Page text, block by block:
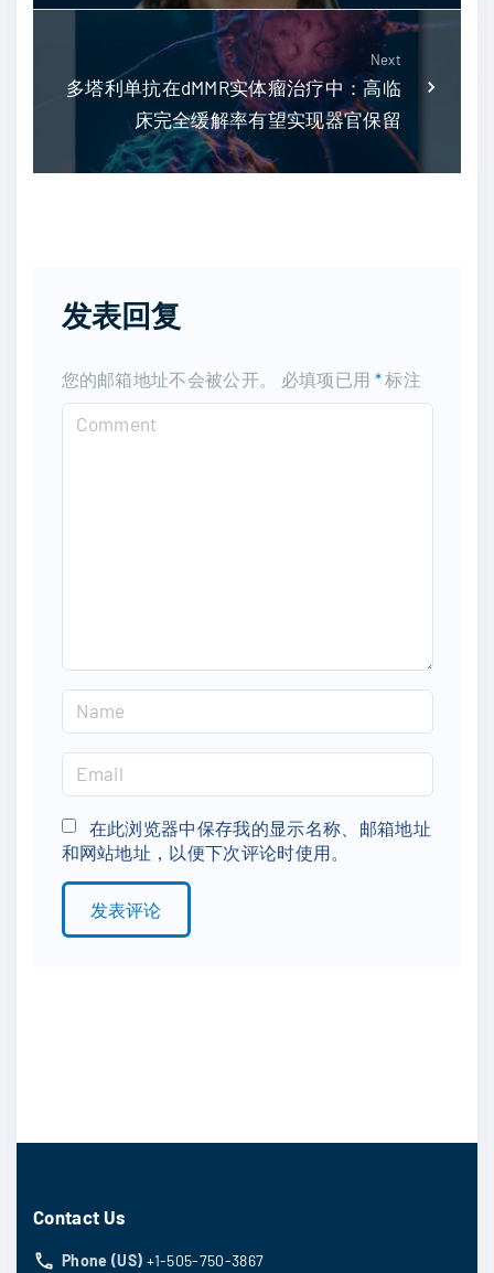
Next
多塔利单抗在dMMR实体瘤治疗中：高临
床完全缓解率有望实现器官保留
发表回复
您的邮箱地址不会被公开。 必填项已用 *标注
a
e
*
m
a
i
l
在此浏览器中保存我的显示名称、邮箱地址
和网站地址，以便下次评论时使用。
Contact Us
Phone (US) +1-505-750-3867